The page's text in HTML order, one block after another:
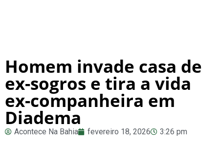
Homem invade casa de
ex-sogros e tira a vida
ex-companheira em
Diadema
Acontece Na Bahia fevereiro 18, 2026 3:26 pm